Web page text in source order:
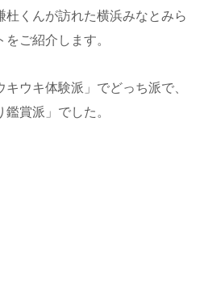
杜くんが訪れた横浜みなとみら
ご紹介します。
キウキ体験派」でどっち派で、
賞派」でした。